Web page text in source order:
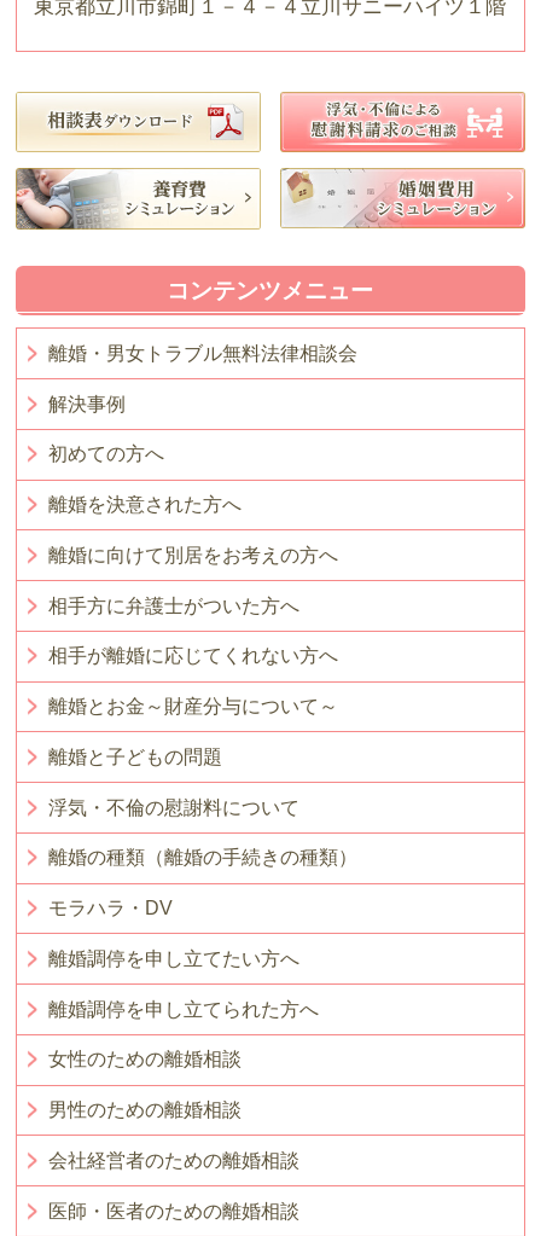
東京都立川市錦町１－４－４立川サニーハイツ１階
コンテンツメニュー
離婚・男女トラブル無料法律相談会
解決事例
初めての方へ
離婚を決意された方へ
離婚に向けて別居をお考えの方へ
相手方に弁護士がついた方へ
相手が離婚に応じてくれない方へ
離婚とお金～財産分与について～
離婚と子どもの問題
浮気・不倫の慰謝料について
離婚の種類（離婚の手続きの種類）
モラハラ・DV
離婚調停を申し立てたい方へ
離婚調停を申し立てられた方へ
女性のための離婚相談
男性のための離婚相談
会社経営者のための離婚相談
医師・医者のための離婚相談